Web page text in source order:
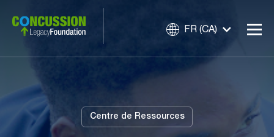
FR (CA)
Centre de Ressources